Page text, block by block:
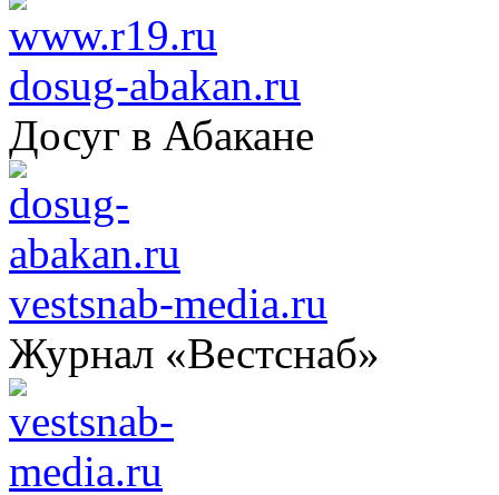
dosug-abakan.ru
Досуг в Абакане
vestsnab-media.ru
Журнал «Вестснаб»